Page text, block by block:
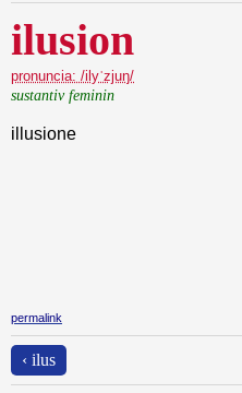
ilusion
pronuncia: /ilyˈzjuŋ/
sustantiv feminin
illusione
permalink
‹ ilus